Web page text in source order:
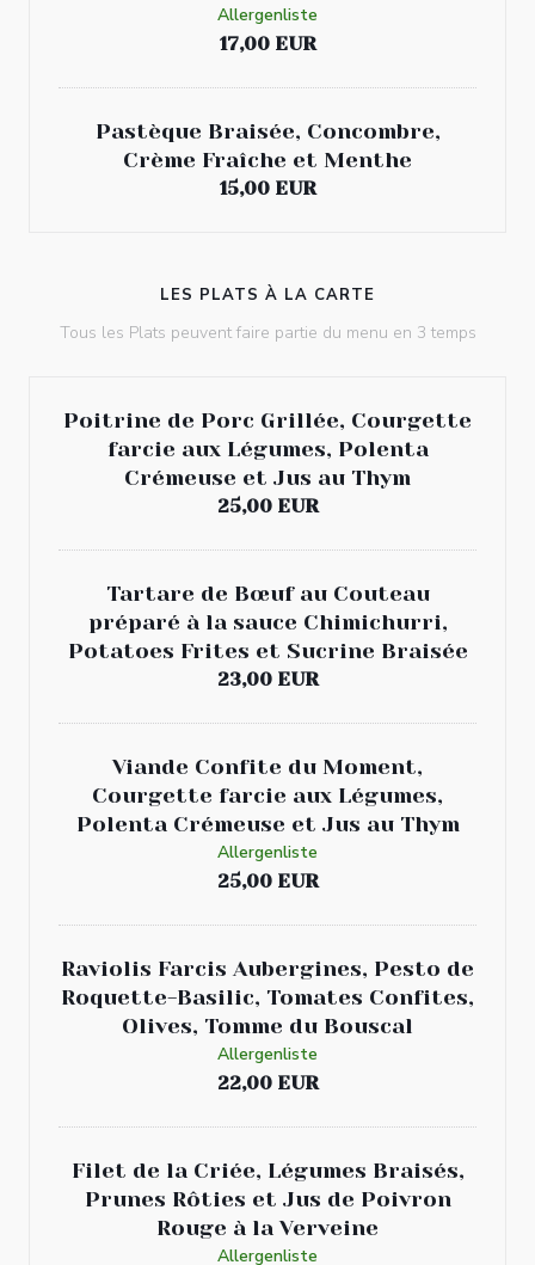
Allergenliste
17,00 EUR
Pastèque Braisée, Concombre,
Crème Fraîche et Menthe
15,00 EUR
LES PLATS À LA CARTE
Tous les Plats peuvent faire partie du menu en 3 temps
Poitrine de Porc Grillée, Courgette
farcie aux Légumes, Polenta
Crémeuse et Jus au Thym
25,00 EUR
Tartare de Bœuf au Couteau
préparé à la sauce Chimichurri,
Potatoes Frites et Sucrine Braisée
23,00 EUR
Viande Confite du Moment,
Courgette farcie aux Légumes,
Polenta Crémeuse et Jus au Thym
Allergenliste
25,00 EUR
Raviolis Farcis Aubergines, Pesto de
Roquette-Basilic, Tomates Confites,
Olives, Tomme du Bouscal
Allergenliste
22,00 EUR
Filet de la Criée, Légumes Braisés,
Prunes Rôties et Jus de Poivron
Rouge à la Verveine
Allergenliste